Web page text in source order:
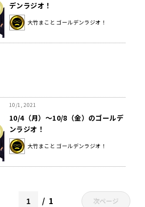
デンラジオ！
大竹まこと ゴールデンラジオ！
10/1, 2021
10/4（月）～10/8（金）のゴールデ
ンラジオ！
大竹まこと ゴールデンラジオ！
1 次ページ